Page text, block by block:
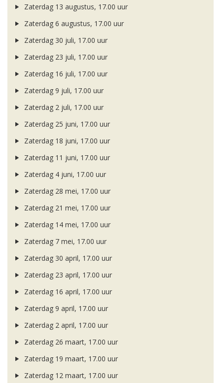
Zaterdag 13 augustus, 17.00 uur
Zaterdag 6 augustus, 17.00 uur
Zaterdag 30 juli, 17.00 uur
Zaterdag 23 juli, 17.00 uur
Zaterdag 16 juli, 17.00 uur
Zaterdag 9 juli, 17.00 uur
Zaterdag 2 juli, 17.00 uur
Zaterdag 25 juni, 17.00 uur
Zaterdag 18 juni, 17.00 uur
Zaterdag 11 juni, 17.00 uur
Zaterdag 4 juni, 17.00 uur
Zaterdag 28 mei, 17.00 uur
Zaterdag 21 mei, 17.00 uur
Zaterdag 14 mei, 17.00 uur
Zaterdag 7 mei, 17.00 uur
Zaterdag 30 april, 17.00 uur
Zaterdag 23 april, 17.00 uur
Zaterdag 16 april, 17.00 uur
Zaterdag 9 april, 17.00 uur
Zaterdag 2 april, 17.00 uur
Zaterdag 26 maart, 17.00 uur
Zaterdag 19 maart, 17.00 uur
Zaterdag 12 maart, 17.00 uur